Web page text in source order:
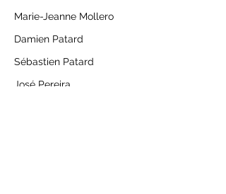
Marie-Jeanne Mollero
Damien Patard
Sébastien Patard
José Pereira